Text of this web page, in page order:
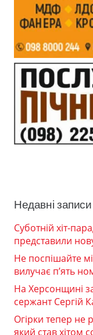
Недавні записи
Суботній хіт-
представили
Не поспішайте
вилучає п’ять
На Херсонщині
сержант Сергій
Огірки тепер не
який став хітом